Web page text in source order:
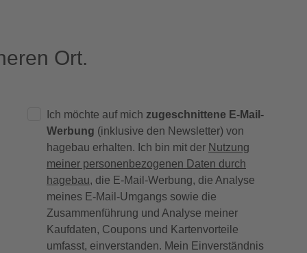
Ort.
Ich möchte auf mich zugeschnittene E-Mail-
Werbung (inklusive den Newsletter) von
hagebau erhalten. Ich bin mit der Nutzung
meiner personenbezogenen Daten durch
hagebau, die E-Mail-Werbung, die Analyse
meines E-Mail-Umgangs sowie die
Zusammenführung und Analyse meiner
Kaufdaten, Coupons und Kartenvorteile
umfasst, einverstanden. Mein Einverständnis